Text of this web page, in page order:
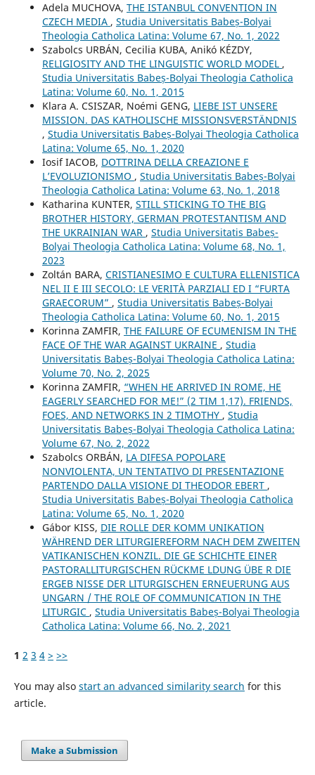
Adela MUCHOVA, THE ISTANBUL CONVENTION IN
CZECH MEDIA , Studia Universitatis Babeș-Bolyai
Theologia Catholica Latina: Volume 67, No. 1, 2022
Szabolcs URBÁN, Cecilia KUBA, Anikó KÉZDY,
RELIGIOSITY AND THE LINGUISTIC WORLD MODEL ,
Studia Universitatis Babeș-Bolyai Theologia Catholica
Latina: Volume 60, No. 1, 2015
Klara A. CSISZAR, Noémi GENG, LIEBE IST UNSERE
MISSION. DAS KATHOLISCHE MISSIONSVERSTÄNDNIS
, Studia Universitatis Babeș-Bolyai Theologia Catholica
Latina: Volume 65, No. 1, 2020
Iosif IACOB, DOTTRINA DELLA CREAZIONE E
L’EVOLUZIONISMO , Studia Universitatis Babeș-Bolyai
Theologia Catholica Latina: Volume 63, No. 1, 2018
Katharina KUNTER, STILL STICKING TO THE BIG
BROTHER HISTORY, GERMAN PROTESTANTISM AND
THE UKRAINIAN WAR , Studia Universitatis Babeș-
Bolyai Theologia Catholica Latina: Volume 68, No. 1,
2023
Zoltán BARA, CRISTIANESIMO E CULTURA ELLENISTICA
NEL II E III SECOLO: LE VERITÀ PARZIALI ED I “FURTA
GRAECORUM” , Studia Universitatis Babeș-Bolyai
Theologia Catholica Latina: Volume 60, No. 1, 2015
Korinna ZAMFIR, THE FAILURE OF ECUMENISM IN THE
FACE OF THE WAR AGAINST UKRAINE , Studia
Universitatis Babeș-Bolyai Theologia Catholica Latina:
Volume 70, No. 2, 2025
Korinna ZAMFIR, “WHEN HE ARRIVED IN ROME, HE
EAGERLY SEARCHED FOR ME!” (2 TIM 1,17). FRIENDS,
FOES, AND NETWORKS IN 2 TIMOTHY , Studia
Universitatis Babeș-Bolyai Theologia Catholica Latina:
Volume 67, No. 2, 2022
Szabolcs ORBÁN, LA DIFESA POPOLARE
NONVIOLENTA, UN TENTATIVO DI PRESENTAZIONE
PARTENDO DALLA VISIONE DI THEODOR EBERT ,
Studia Universitatis Babeș-Bolyai Theologia Catholica
Latina: Volume 65, No. 1, 2020
Gábor KISS, DIE ROLLE DER KOMM UNIKATION
WÄHREND DER LITURGIEREFORM NACH DEM ZWEITEN
VATIKANISCHEN KONZIL. DIE GE SCHICHTE EINER
PASTORALLITURGISCHEN RÜCKME LDUNG ÜBE R DIE
ERGEB NISSE DER LITURGISCHEN ERNEUERUNG AUS
UNGARN / THE ROLE OF COMMUNICATION IN THE
LITURGIC , Studia Universitatis Babeș-Bolyai Theologia
Catholica Latina: Volume 66, No. 2, 2021
1 2 3 4 > >>
You may also start an advanced similarity search for this
article.
Make a Submission